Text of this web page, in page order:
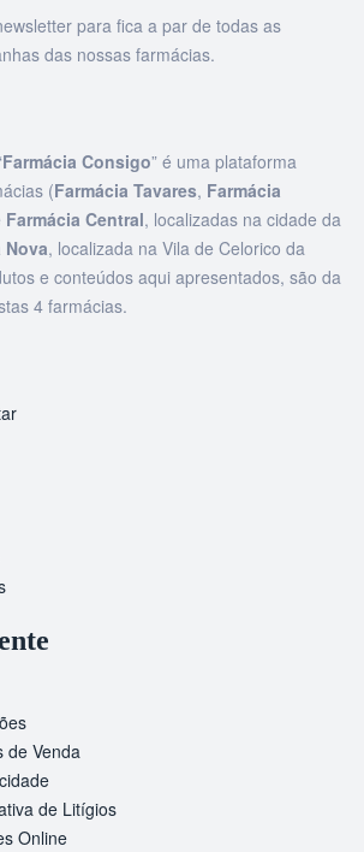
para fica a par de todas as
das nossas farmácias.
Farmácia Consigo” é uma plataforma
(Farmácia Tavares, Farmácia
Farmácia Central, localizadas na cidade da
Nova, localizada na Vila de Celorico da
e conteúdos aqui apresentados, são da
4 farmácias.
de Venda
de Litígios
Online